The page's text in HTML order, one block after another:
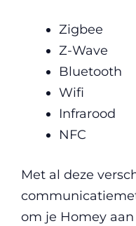
Zigbee
Z-Wave
Bluetooth
Wifi
Infrarood
NFC
Met al deze
om je Homey